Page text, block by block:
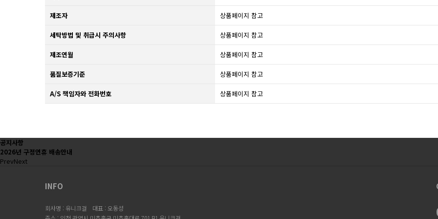
제조자 상품페이지 참고
세탁방법 및 취급시 주의사항 상품페이지 참고
제조연월 상품페이지 참고
품질보증기준 상품페이지 참고
A/S 책임자와 전화번호 상품페이지 참고
공지사항
2026년 구정연휴 배송안내
PrevNext
INFO
회사명 : 유니크걸
대표 : 오동성